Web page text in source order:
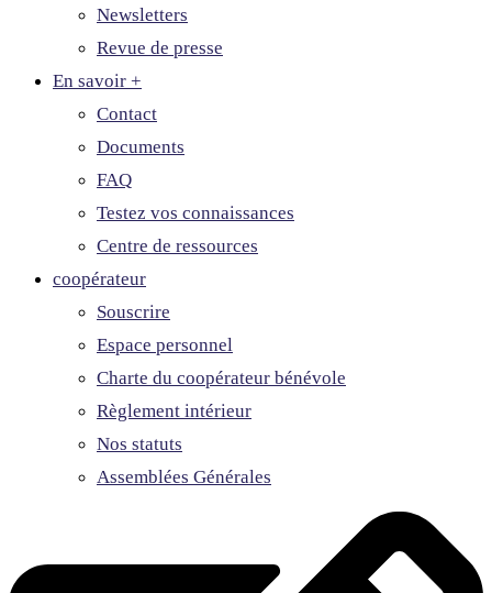
Newsletters
Revue de presse
En savoir +
Contact
Documents
FAQ
Testez vos connaissances
Centre de ressources
coopérateur
Souscrire
Espace personnel
Charte du coopérateur bénévole
Règlement intérieur
Nos statuts
Assemblées Générales